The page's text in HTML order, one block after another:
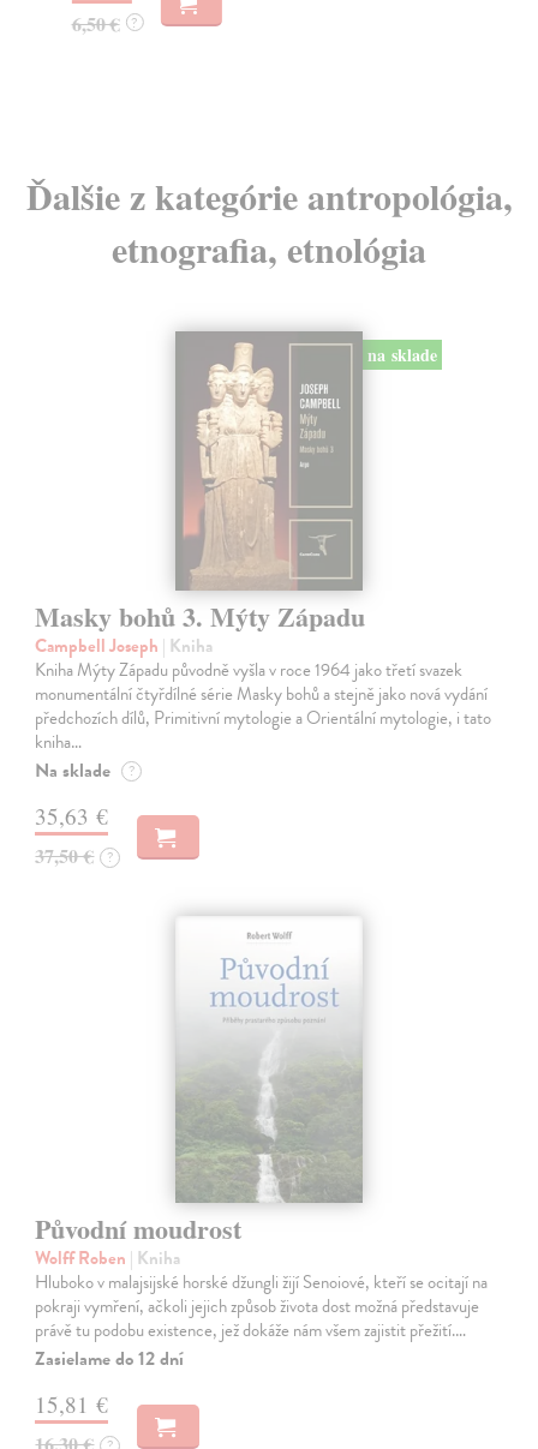
16,80 €
Ďalšie z kategórie antropológia,
etnografia, etnológia
na sklade
Masky bohů 3. Mýty Západu
Campbell Joseph | Kniha
Kniha Mýty Západu původně vyšla v roce 1964 jako třetí svazek
monumentální čtyřdílné série Masky bohů a stejně jako nová vydání
předchozích dílů, Primitivní mytologie a Orientální mytologie, i tato
kniha…
Na sklade ?
35,63 €
37,50 € ?
Původní moudrost
Wolff Roben | Kniha
Hluboko v malajsijské horské džungli žijí Senoiové, kteří se ocitají na
pokraji vymření, ačkoli jejich způsob života dost možná představuje
právě tu podobu existence, jež dokáže nám všem zajistit přežití.…
Zasielame do 12 dní
15,81 €